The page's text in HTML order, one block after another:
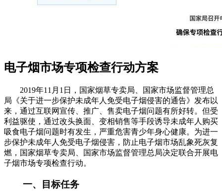
电子烟市场专项检查行动方案
2019年11月1日，国家烟草专卖局、国家市场监督管理总
局《关于进一步保护未成年人免受电子烟侵害的通告》发布以
来，通过互联网宣传、推广、售卖电子烟问题有所好转。但受
利益驱使，通过改头换面、变相销售等手段诱导未成年人购买
吸食电子烟问题时有发生，严重危害青少年身心健康。为进一
步保护未成年人免受电子烟侵害，防止电子烟市场乱象死灰复
燃，国家烟草专卖局、国家市场监督管理总局决定联合开展电
子烟市场专项检查行动。
一、目标任务